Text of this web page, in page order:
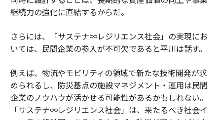
継続力の強化に直結するからだ。
さらには、「サステナ∞レジリエンス社会」の実現にお
いては、民間企業の参入が不可欠であると平川は話す。
例えば、物流やモビリティの領域で新たな技術開発が求
められるし、防災基点の施設マネジメント・運用は民間
企業のノウハウが活かせる可能性があるかもしれない。
「サステナ∞レジリエンス社会」は、来たるべき社会イ